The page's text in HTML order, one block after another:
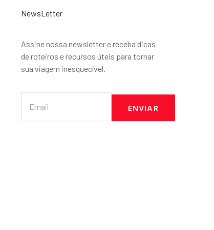
NewsLetter
Assine nossa newsletter e receba dicas
de roteiros e recursos úteis para tornar
sua viagem inesquecível.
ENVIAR